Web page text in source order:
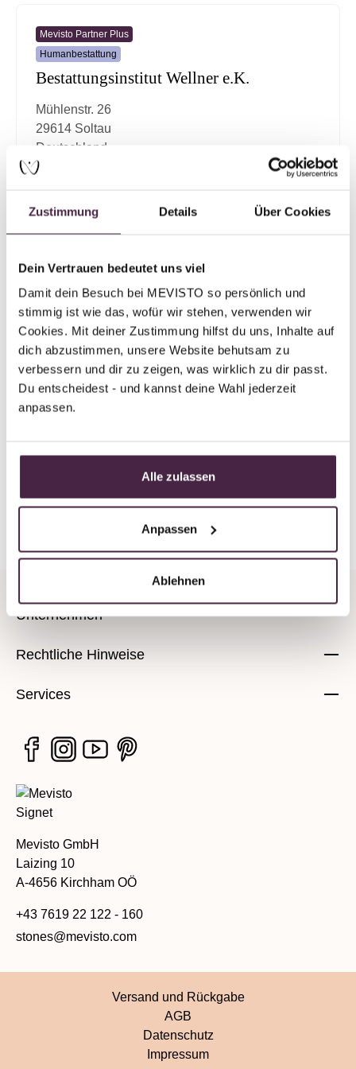
Zustimmung Details Über Cookies
Dein Vertrauen bedeutet uns viel
Damit dein Besuch bei MEVISTO so persönlich und
stimmig ist wie das, wofür wir stehen, verwenden wir
Cookies. Mit deiner Zustimmung hilfst du uns, Inhalte auf
dich abzustimmen, unsere Website behutsam zu
verbessern und dir zu zeigen, was wirklich zu dir passt.
Du entscheidest - und kannst deine Wahl jederzeit
anpassen.
Alle zulassen
Anpassen
Ablehnen
Mevisto Partner Plus
Humanbestattung
Bestattungsinstitut Wellner e.K.
Mühlenstr. 26
29614 Soltau
Deutschland
Mevisto Partner
Humanbestattung
Institut Farthmann
Bornemannstr. 8
29614 Soltau
Deutschland
Unternehmen
Rechtliche Hinweise
Services
Mevisto GmbH
Laizing 10
A-4656 Kirchham OÖ
+43 7619 22 122 - 160
stones@mevisto.com
Versand und Rückgabe
AGB
Datenschutz
Impressum